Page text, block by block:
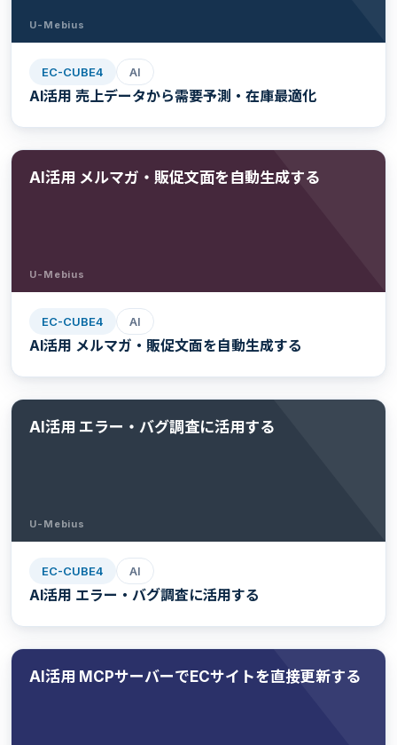
U-Mebius
EC-CUBE4 AI
AI活用 売上データから需要予測・在庫最適化
AI活用 メルマガ・販促文面を自動生成する
U-Mebius
EC-CUBE4 AI
AI活用 メルマガ・販促文面を自動生成する
AI活用 エラー・バグ調査に活用する
U-Mebius
EC-CUBE4 AI
AI活用 エラー・バグ調査に活用する
AI活用 MCPサーバーでECサイトを直接更新する